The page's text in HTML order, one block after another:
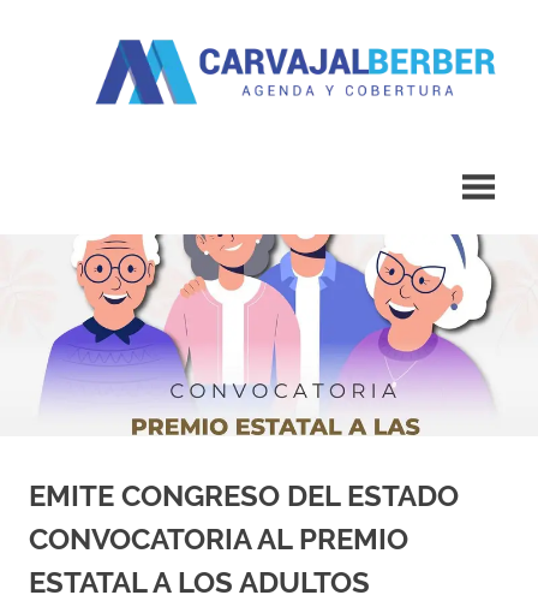
EMITE CONGRESO DEL ESTADO
CONVOCATORIA AL PREMIO
ESTATAL A LOS ADULTOS